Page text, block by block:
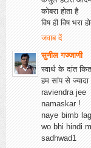
कोबरा होता है
विष ही विष भरा
जवाब दें
सुनील गज्जाणी
स्वार्थ के दांत
हम सांप से
raviendra jee
namaskar !
naye bimb
wo bhi hindi
sadhwad1